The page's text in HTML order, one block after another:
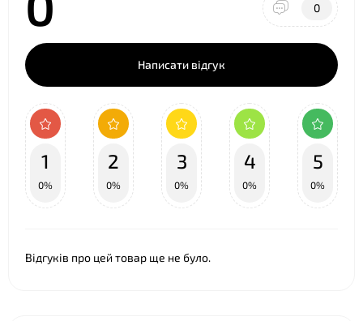
0
Написати відгук
1
0%
2
0%
3
0%
4
0%
5
0%
Відгуків про цей товар ще не було.